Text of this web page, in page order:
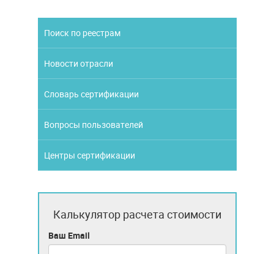
Поиск по реестрам
Новости отрасли
Словарь сертификации
Вопросы пользователей
Центры сертификации
Калькулятор расчета стоимости
Ваш Email